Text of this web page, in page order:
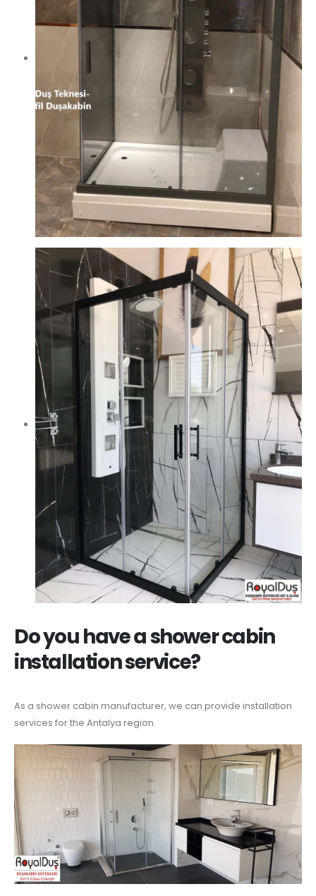
Do you have a shower cabin
installation service?
As a shower cabin manufacturer, we can provide installation
services for the Antalya region.